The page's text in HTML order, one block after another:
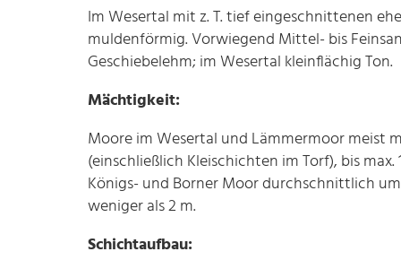
Im Wesertal mit z. T. tief eingeschnittenen
muldenförmig. Vorwiegend Mittel- bis
Geschiebelehm; im Wesertal kleinflächig Ton.
Mächtigkeit:
Moore im Wesertal und Lämmermoor meist
(einschließlich Kleischichten im Torf), bis
Königs- und Borner Moor durchschnittlich
weniger als 2 m.
Schichtaufbau: